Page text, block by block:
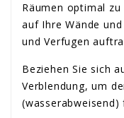
Räumen optimal
auf Ihre Wände
und Verfugen
Beziehen Sie sich
Verblendung, um